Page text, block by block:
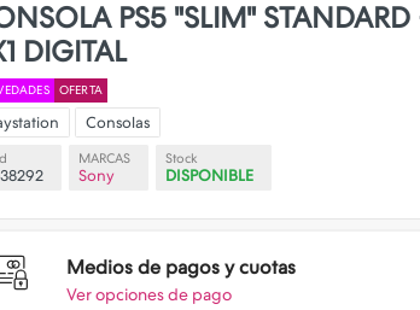
PS5 "SLIM" STANDARD
DIGITAL
OFERTA
Consolas
MARCAS
Sony
Stock
DISPONIBLE
Medios de pagos y cuotas
Ver opciones de pago